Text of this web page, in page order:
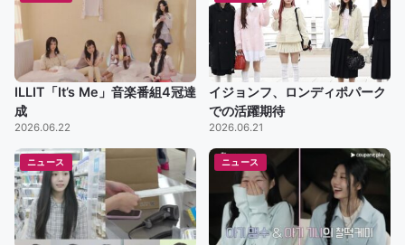
ILLIT「It’s Me」音楽番組4冠達
成
2026.06.22
イジョンフ、ロンディポパーク
での活躍期待
2026.06.21
ニュース ニュース